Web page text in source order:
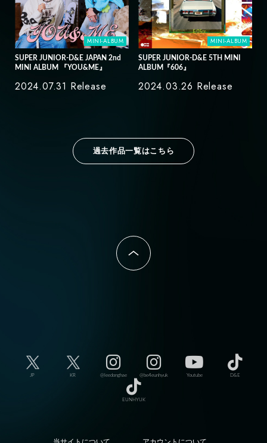
MINI-ALBUM
SUPER JUNIOR-D&E JAPAN 2nd
MINI ALBUM 『YOU&ME』
2024.07.31 Release
MINI-ALBUM
SUPER JUNIOR-D&E 5TH MINI
ALBUM『606』
2024.03.26 Release
過去作品一覧はこちら
JP KR @leedonghae @be4eunhyuk Youtube D&E
EUNHYUK